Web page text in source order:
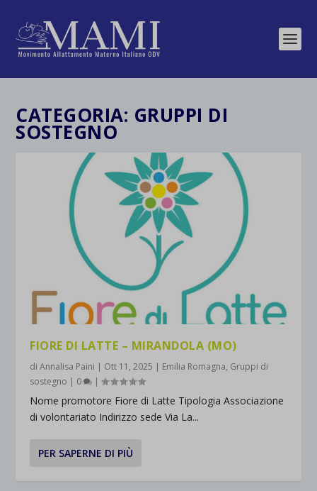
CATEGORIA: GRUPPI DI
SOSTEGNO
FIORE DI LATTE – MIRANDOLA (MO)
diAnnalisa Paini | Ott 11, 2025 | Emilia Romagna, Gruppi di
sostegno | 0 |
Nome promotore Fiore di Latte Tipologia Associazione
di volontariato Indirizzo sede Via La...
PER SAPERNE DI PIÙ